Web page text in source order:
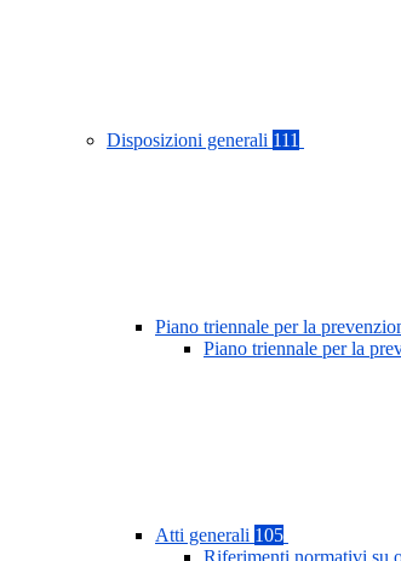
Disposizioni generali 111
Piano triennale per la
Piano triennale per la
Atti generali 105